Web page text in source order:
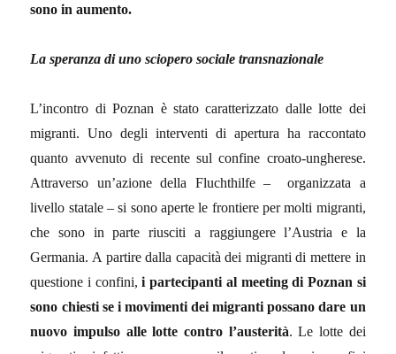
sono in aumento.
La speranza di uno sciopero sociale transnazionale
L’incontro di Poznan è stato caratterizzato dalle lotte dei
migranti. Uno degli interventi di apertura ha raccontato
quanto avvenuto di recente sul confine croato-ungherese.
Attraverso un’azione della Fluchthilfe – organizzata a
livello statale – si sono aperte le frontiere per molti migranti,
che sono in parte riusciti a raggiungere l’Austria e la
Germania. A partire dalla capacità dei migranti di mettere in
questione i confini,i partecipanti al meeting di Poznan si
sono chiesti se i movimenti dei migranti possano dare un
nuovo impulso alle lotte contro l’austerità. Le lotte dei